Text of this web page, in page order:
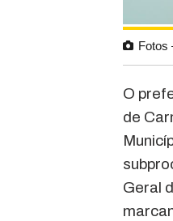
Fotos
O
de
Geral